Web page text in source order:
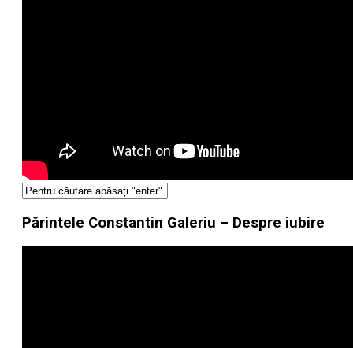
Părintele Constantin Galeriu – Despre iubire